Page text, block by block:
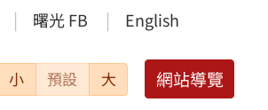
曙光 FB English
小 預設 大 網站導覽